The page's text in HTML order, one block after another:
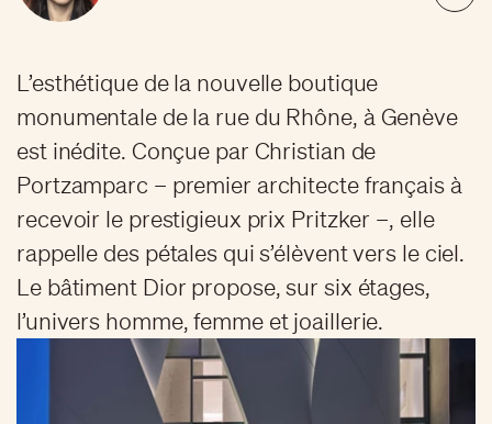
L’esthétique de la nouvelle boutique
monumentale de la rue du Rhône, à Genève
est inédite. Conçue par Christian de
Portzamparc – premier architecte français à
recevoir le prestigieux prix Pritzker –, elle
rappelle des pétales qui s’élèvent vers le ciel.
Le bâtiment Dior propose, sur six étages,
l’univers homme, femme et joaillerie.